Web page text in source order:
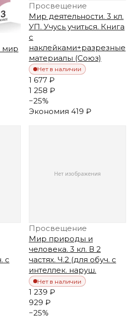
Просвещение
Мир деятельности. 3 кл.
УП. Учусь учиться. Книга
с
наклейками+разрезные
материалы (Союз)
Нет в наличии
1 677 ₽
1 258 ₽
−25%
Экономия 419 ₽
с
Просвещение
Мир природы и
человека. 3 кл. В 2
частях. Ч.2 (для обуч. с
интеллек. наруш.
Нет в наличии
1 239 ₽
929 ₽
−25%